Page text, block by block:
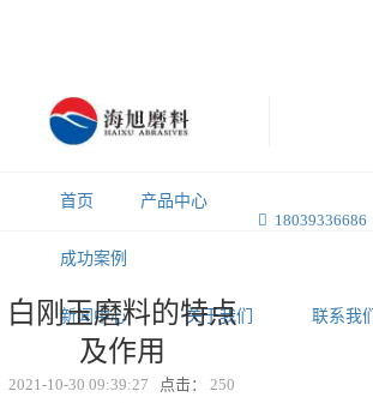
18039336686
首页 产品中心
成功案例
新闻中心 关于我们 联系我们
白刚玉磨料的特点
及作用
2021-10-30 09:39:27 点击： 250